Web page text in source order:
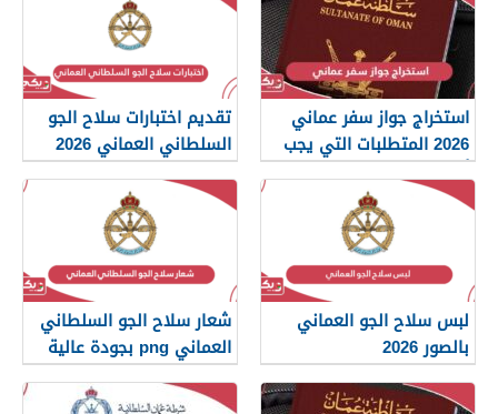
استخراج جواز سفر عماني
2026 المتطلبات التي يجب
أن تعرفها
تقديم اختبارات سلاح الجو
السلطاني العماني 2026
لبس سلاح الجو العماني
بالصور 2026
شعار سلاح الجو السلطاني
العماني png بجودة عالية
2026